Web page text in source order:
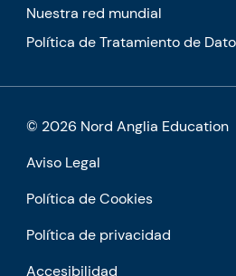
Nuestra red mundial
Política de Tratamiento de
© 2026 Nord Anglia Education
Aviso Legal
Política de Cookies
Política de privacidad
Accesibilidad